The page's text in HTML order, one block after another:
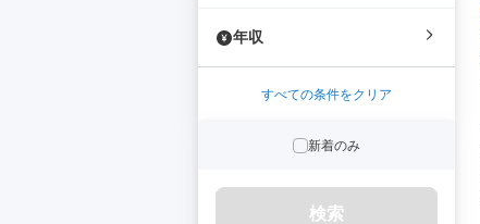
年収
すべての条件をクリア
新着のみ
検索